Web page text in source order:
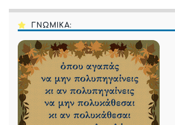
ΓΝΩΜΙΚΑ: